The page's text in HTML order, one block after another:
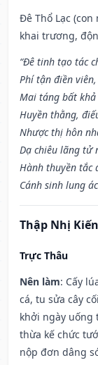
Đê Thổ Lạc (con
khai trương,
“Đê tinh tạo tác
Phí tận điền
Mai táng bất
Huyền thằng,
Nhược thị hôn
Dạ chiêu lãng tử
Hành thuyền tắc
Cánh sinh lung
Thập Nhị
Trực Thâu
Nên làm: Cấy
cá, tu sửa cây
khởi ngày uống
thừa kế chức
nộp đơn dâng